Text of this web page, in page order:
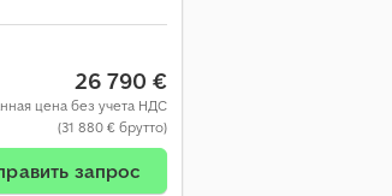
26 790 €
цена без учета НДС
(31 880 € брутто)
запрос